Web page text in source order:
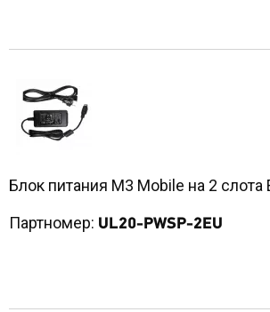
Блок питания M3 Mobile на 2 слота
Партномер: UL20-PWSP-2EU